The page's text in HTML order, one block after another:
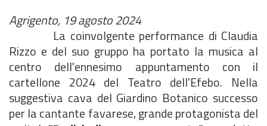
Agrigento, 19 agosto 2024
La coinvolgente performance di Claudia
Rizzo e del suo gruppo ha portato la musica al
centro dell'ennesimo appuntamento con il
cartellone 2024 del Teatro dell'Efebo. Nella
suggestiva cava del Giardino Botanico successo
per la cantante favarese, grande protagonista del